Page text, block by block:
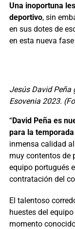
Una inoportuna
deportivo, sin
en sus dotes de
en esta nueva
Jesús David Peña
Esovenia 2023.
“David Peña es
para la
inmensa calidad
muy contentos de
equipo portugués
contratación del
El talentoso
huestes del equipo
momento